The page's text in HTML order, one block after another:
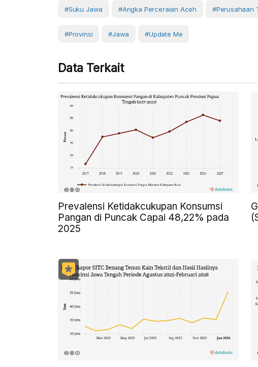
#suku Jawa #angka Perceraian Aceh #perusahaan
#Provinsi #Jawa #Update Me
Data Terkait
Prevalensi Ketidakcukupan Konsumsi
Pangan di Puncak Capai 48,22% pada
2025